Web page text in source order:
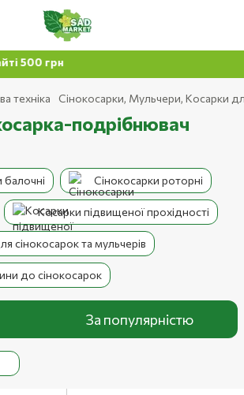
грн
техніка Сінокосарки, Мульчери, Косарки
подрібнювач
балочні Сінокосарки роторні
Косарки підвищеної прохідності
сінокосарок та мульчерів
до сінокосарок
За популярністю